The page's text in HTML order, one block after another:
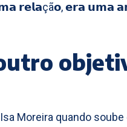
𝗿𝗲𝗹𝗮çã𝗼, 𝗲𝗿𝗮 𝘂𝗺𝗮
Moreira quando